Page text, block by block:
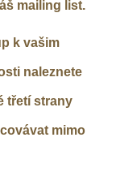
mailing list.
k vašim
naleznete
třetí strany
mimo